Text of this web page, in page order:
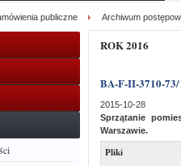
publiczne Archiwum
ROK 2016
BA-F-II-3710-
2015-10-28
Sprzątanie
Warszawie.
Pliki